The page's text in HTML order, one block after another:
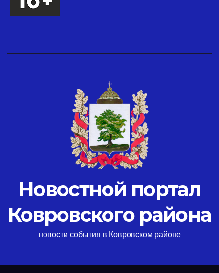
Новостной портал
Ковровского района
новости события в Ковровском районе